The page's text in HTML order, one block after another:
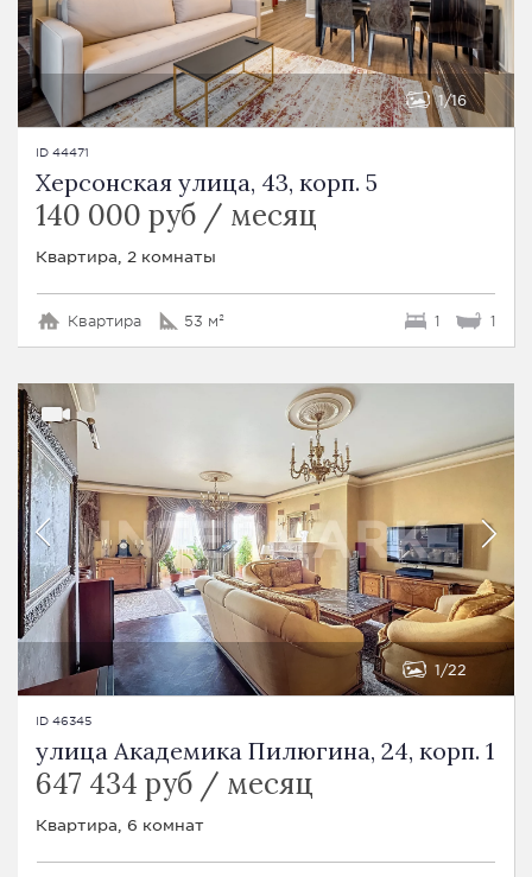
1 16
ID 44471
Херсонская улица, 43, корп. 5
140 000 руб / месяц
Квартира, 2 комнаты
Квартира 53 м² 1 1
1 22
ID 46345
улица Академика Пилюгина, 24, корп. 1
647 434 руб / месяц
Квартира, 6 комнат